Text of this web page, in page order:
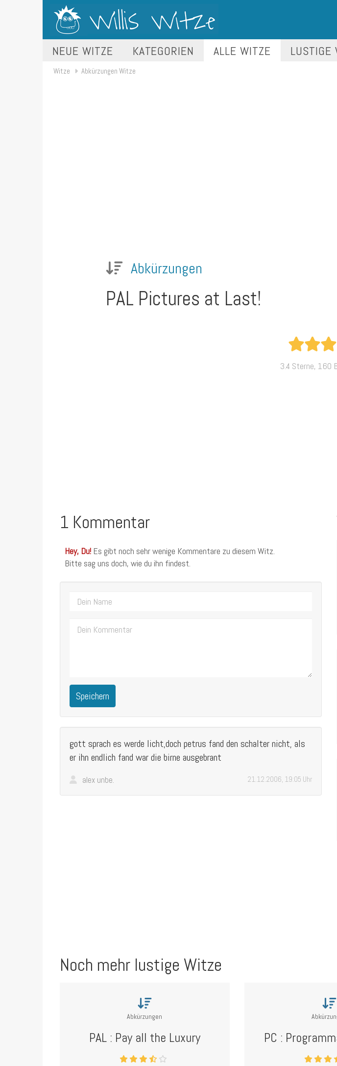
NEUE WITZE KATEGORIEN ALLE WITZE LUSTIGE
Witze Abkürzungen Witze
Abkürzungen
PAL Pictures at Last!
3.4 Sterne, 160
1 Kommentar
Hey, Du! Es gibt noch sehr wenige Kommentare zu diesem Witz.
Bitte sag uns doch, wie du ihn findest.
Speichern
gott sprach es werde licht,doch petrus fand den schalter nicht, als
er ihn endlich fand war die birne ausgebrant
alex unbe. 21.12.2006, 19:05 Uhr
Noch mehr lustige Witze
Abkürzungen
PAL : Pay all the Luxury PC :